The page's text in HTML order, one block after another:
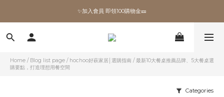
✨加入會員 即領100購物金🎫
全館滿額現折🔥
加拿大Umbra．買千送百🎫
✨加入會員 即領100購物金🎫
Home / Blog list page / hochoo好萩家居│選購指南 /最新10大餐桌推薦品牌、5大餐桌選
購要點，打造理想用餐空間
Categories